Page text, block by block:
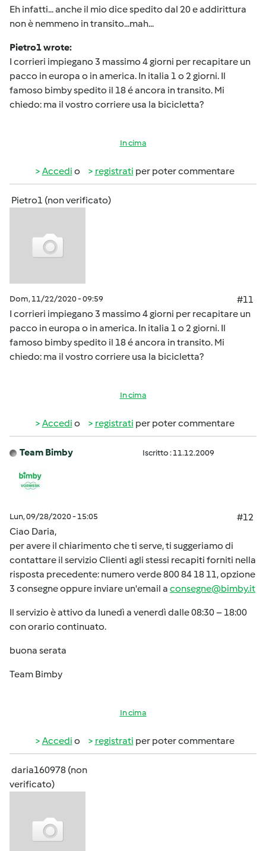
Eh infatti... anche il mio dice spedito dal 20 e addirittura
non è nemmeno in transito...mah...
Pietro1 wrote:
I corrieri impiegano 3 massimo 4 giorni per recapitare un
pacco in europa o in america. In italia 1 o 2 giorni. Il
famoso bimby spedito il 18 é ancora in transito. Mi
chiedo: ma il vostro corriere usa la bicicletta?
In cima
Accedi o registrati per poter commentare
Pietro1 (non verificato)
Dom, 11/22/2020 - 09:59
#11
I corrieri impiegano 3 massimo 4 giorni per recapitare un
pacco in europa o in america. In italia 1 o 2 giorni. Il
famoso bimby spedito il 18 é ancora in transito. Mi
chiedo: ma il vostro corriere usa la bicicletta?
In cima
Accedi o registrati per poter commentare
Team Bimby Iscritto : 11.12.2009
Lun, 09/28/2020 - 15:05
#12
Ciao Daria,
per avere il chiarimento che ti serve, ti suggeriamo di
contattare il servizio Clienti agli stessi recapiti forniti nella
risposta precedente: numero verde 800 84 18 11, opzione
3 consegne oppure inviare un'email a consegne@bimby.it
Il servizio è attivo da lunedì a venerdì dalle 08:30 – 18:00
con orario continuato.
buona serata
Team Bimby
In cima
Accedi o registrati per poter commentare
daria160978 (non
verificato)